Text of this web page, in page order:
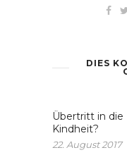
DIES
Übertritt in
Kindheit?
22. August 2017